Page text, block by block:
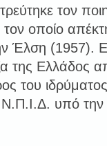
τον
οποίο
Έλση (1957).
της Ελλάδος
του
υπό την